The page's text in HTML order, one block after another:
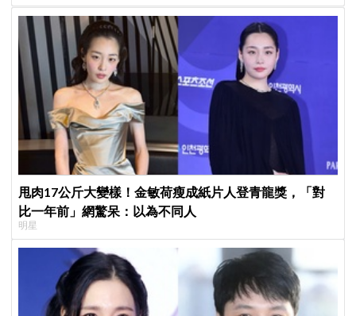
甩肉17公斤大變樣！金敏荷瘦成紙片人登青龍獎，「對
比一年前」網驚呆：以為不同人
明星